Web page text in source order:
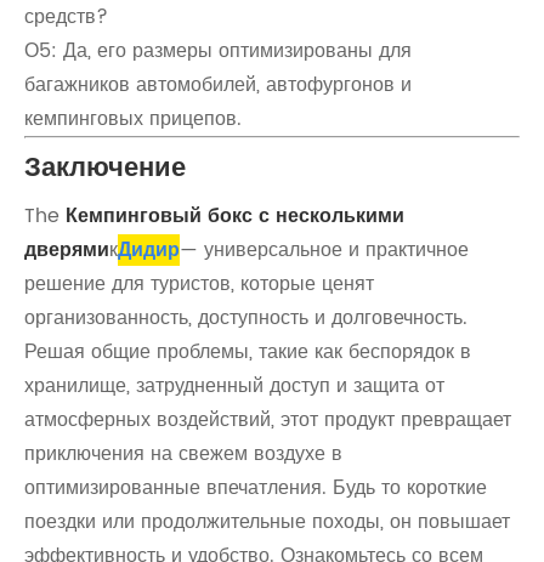
средств?
О5: Да, его размеры оптимизированы для
багажников автомобилей, автофургонов и
кемпинговых прицепов.
Заключение
The Кемпинговый бокс с несколькими
дверямикДидир— универсальное и практичное
решение для туристов, которые ценят
организованность, доступность и долговечность.
Решая общие проблемы, такие как беспорядок в
хранилище, затрудненный доступ и защита от
атмосферных воздействий, этот продукт превращает
приключения на свежем воздухе в
оптимизированные впечатления. Будь то короткие
поездки или продолжительные походы, он повышает